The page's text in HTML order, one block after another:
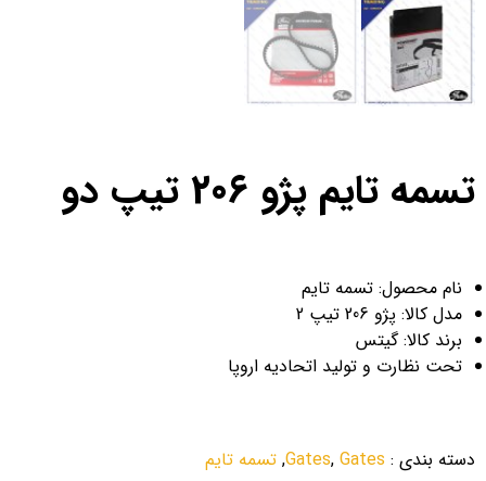
تسمه تایم پژو 206 تیپ دو
نام محصول: تسمه تایم
مدل کالا: پژو 206 تیپ 2
برند کالا: گیتس
تحت نظارت و تولید اتحادیه اروپا
دسته بندی :
Gates, Gates
, تسمه تایم